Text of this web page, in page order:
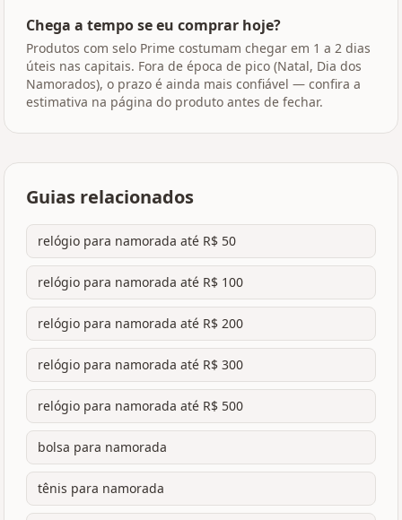
Chega a tempo se eu comprar hoje?
Produtos com selo Prime costumam chegar em 1 a 2 dias
úteis nas capitais. Fora de época de pico (Natal, Dia dos
Namorados), o prazo é ainda mais confiável — confira a
estimativa na página do produto antes de fechar.
Guias relacionados
relógio para namorada até R$ 50
relógio para namorada até R$ 100
relógio para namorada até R$ 200
relógio para namorada até R$ 300
relógio para namorada até R$ 500
bolsa para namorada
tênis para namorada